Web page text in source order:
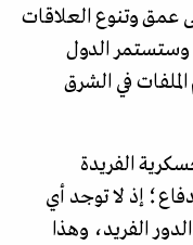
عمق وتنوع العلاقات
وستستمر الدول
في الشرق
الفريدة
إذ لا توجد أي
الفريد، وهذا